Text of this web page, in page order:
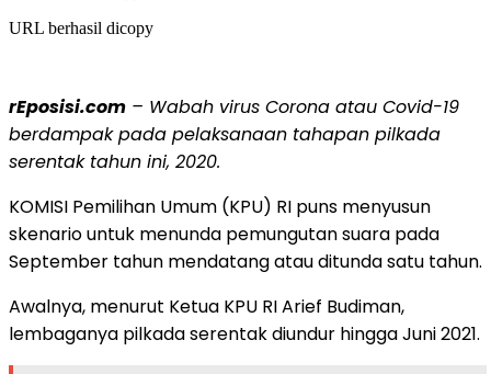
URL berhasil dicopy
rEposisi.com – Wabah virus Corona atau Covid-19
berdampak pada pelaksanaan tahapan pilkada
serentak tahun ini, 2020.
KOMISI Pemilihan Umum (KPU) RI puns menyusun
skenario untuk menunda pemungutan suara pada
September tahun mendatang atau ditunda satu tahun.
Awalnya, menurut Ketua KPU RI Arief Budiman,
lembaganya pilkada serentak diundur hingga Juni 2021.